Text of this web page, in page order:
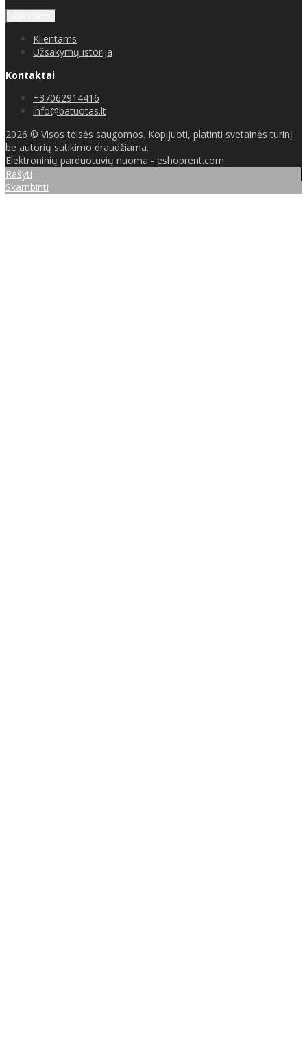
Klientams
Užsakymų istorija
Kontaktai
+37062914416
info@batuotas.lt
2026 © Visos teisės saugomos. Kopijuoti, platinti svetainės turinį
be autorių sutikimo draudžiama.
Elektroninių parduotuvių nuoma - eshoprent.com
Rašyti
Skambinti